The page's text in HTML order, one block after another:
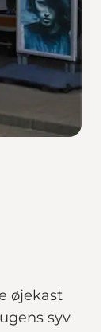
øjekast
syv